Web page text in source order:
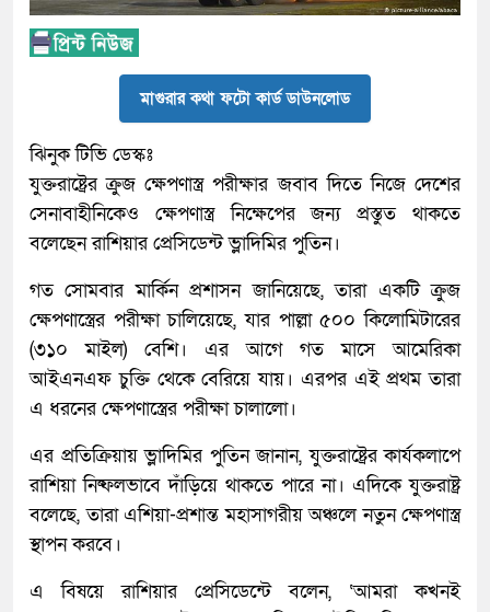
মাগুরার কথা ফটো কার্ড ডাউনলোড
ঝিনুক টিভি ডেস্কঃ
যুক্তরাষ্ট্রের ক্রুজ ক্ষেপণাস্ত্র পরীক্ষার জবাব দিতে নিজে দেশের
সেনাবাহীনিকেও ক্ষেপণাস্ত্র নিক্ষেপের জন্য প্রস্তুত থাকতে
বলেছেন রাশিয়ার প্রেসিডেন্ট ভ্লাদিমির পুতিন।
গত সোমবার মার্কিন প্রশাসন জানিয়েছে, তারা একটি ক্রুজ
ক্ষেপণাস্ত্রের পরীক্ষা চালিয়েছে, যার পাল্লা ৫০০ কিলোমিটারের
(৩১০ মাইল) বেশি। এর আগে গত মাসে আমেরিকা
আইএনএফ চুক্তি থেকে বেরিয়ে যায়। এরপর এই প্রথম তারা
এ ধরনের ক্ষেপণাস্ত্রের পরীক্ষা চালালো।
এর প্রতিক্রিয়ায় ভ্লাদিমির পুতিন জানান, যুক্তরাষ্ট্রের কার্যকলাপে
রাশিয়া নিষ্ফলভাবে দাঁড়িয়ে থাকতে পারে না। এদিকে যুক্তরাষ্ট্র
বলেছে, তারা এশিয়া-প্রশান্ত মহাসাগরীয় অঞ্চলে নতুন ক্ষেপণাস্ত্র
স্থাপন করবে।
এ বিষয়ে রাশিয়ার প্রেসিডেন্টে বলেন, ‘আমরা কখনই